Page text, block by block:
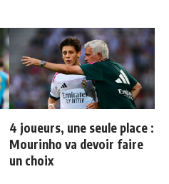
4 joueurs, une seule place :
Mourinho va devoir faire
un choix